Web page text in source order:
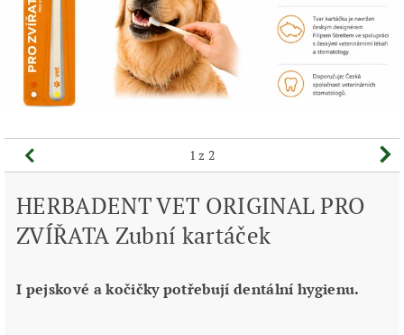
1 z 2
HERBADENT VET ORIGINAL PRO
ZVÍŘATA Zubní kartáček
I pejskové a kočičky potřebují dentální hygienu.